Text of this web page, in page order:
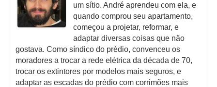
um sítio. André aprendeu com ela, e
quando comprou seu apartamento,
começou a projetar, reformar, e
adaptar diversas coisas que não
gostava. Como síndico do prédio, convenceu os
moradores a trocar a rede elétrica da década de 70,
trocar os extintores por modelos mais seguros, e
adaptar as escadas do prédio com corrimões mais